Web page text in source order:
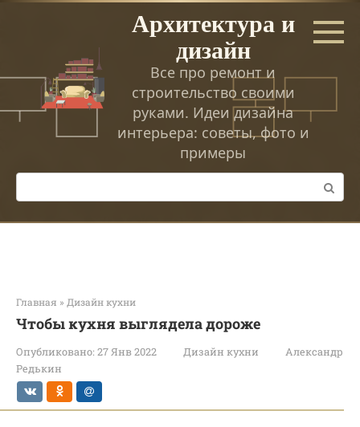
Перейти
Архитектура и
дизайн
Все про ремонт и
строительство своими
руками. Идеи дизайна
интерьера: советы, фото и
примеры
Поиск:
Главная » Дизайн кухни
Чтобы кухня выглядела дороже
Опубликовано: 27 Янв 2022 Дизайн кухни
Александр
Редькин